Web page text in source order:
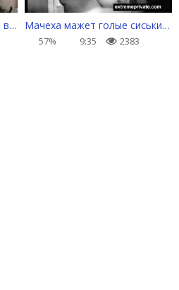
Русские лесбиянки сосутся в бассейне после сауны Мачеха мажет голые сиськи кремом
57% 9:35 2383